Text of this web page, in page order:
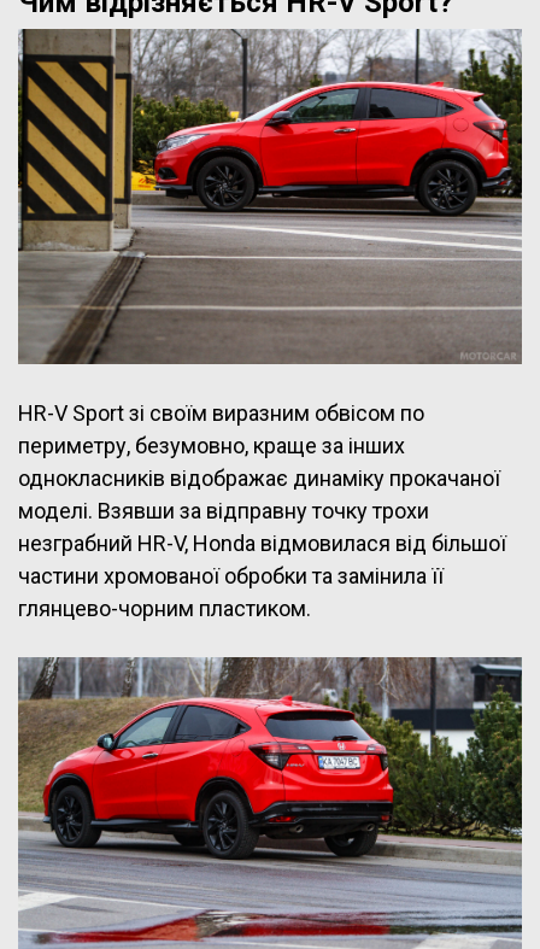
HR-V Sport зі своїм виразним обвісом по
периметру, безумовно, краще за інших
однокласників відображає динаміку прокачаної
моделі. Взявши за відправну точку трохи
незграбний HR-V, Honda відмовилася від більшої
частини хромованої обробки та замінила її
глянцево-чорним пластиком.